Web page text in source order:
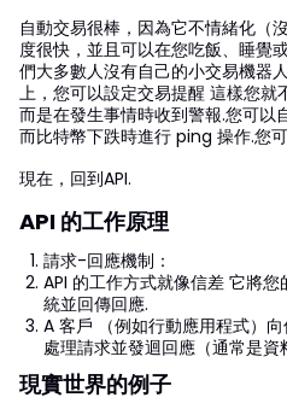
自動交易很棒，因為它不情緒化（
度很快，並且可以在您吃飯、睡覺
們大多數人沒有自己的小交易機器
上，您可以設定交易提醒 這樣您就
而是在發生事情時收到警報.您可以
而比特幣下跌時進行 ping 操作.您
現在，回到API.
API 的工作原理
請求-回應機制：
API 的工作方式就像信差 它將
統並回傳回應.
A 客戶 （例如行動應用程式）
處理請求並發迴回應（通常是資
現實世界的例子